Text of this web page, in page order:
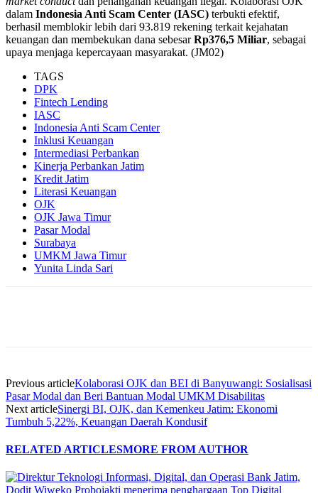
dalam Indonesia Anti Scam Center (IASC) terbukti efektif,
berhasil memblokir lebih dari 93.819 rekening terkait kejahatan
keuangan dan membekukan dana sebesarRp376,5 Miliar, sebagai
upaya menjaga kepercayaan masyarakat. (JM02)
TAGS
DPK
Fintech Lending
IASC
Indonesia Anti Scam Center
Inklusi Keuangan
Intermediasi Perbankan
Kinerja Perbankan Jatim
Kredit Jatim
Literasi Keuangan
OJK
OJK Jawa Timur
Pasar Modal
Surabaya
UMKM Jawa Timur
Yunita Linda Sari
Previous articleKolaborasi OJK dan BEI di Banyuwangi: Sosialisasi
Pasar Modal dan Beri Bantuan Modal UMKM Disabilitas
Next articleSinergi BI, OJK, dan Kemenkeu Jatim: Ekonomi
Tumbuh 5,22%, Keuangan Daerah Kondusif
RELATED ARTICLESMORE FROM AUTHOR